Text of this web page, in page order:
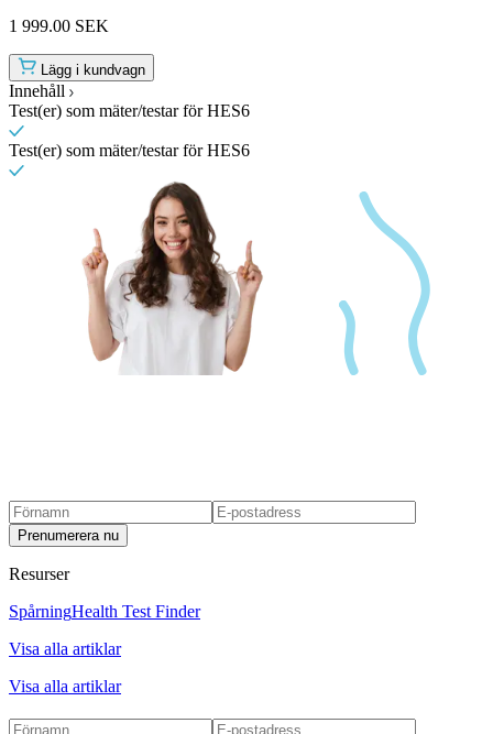
1 999.00 SEK
Lägg i kundvagn
Innehåll
Test(er) som mäter/testar för HES6
Test(er) som mäter/testar för HES6
Prenumerera nu
Resurser
SpårningHealth Test Finder
Visa alla artiklar
Visa alla artiklar